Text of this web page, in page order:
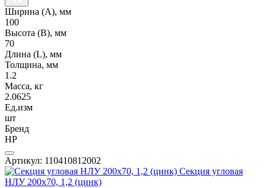
Ширина (А), мм
100
Высота (В), мм
70
Длина (L), мм
Толщина, мм
1.2
Масса, кг
2.0625
Ед.изм
шт
Бренд
НР
Артикул: 110410812002
Секция угловая
НЛУ 200х70, 1,2 (цинк)